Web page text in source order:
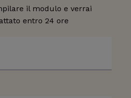
il modulo e verrai
entro 24 ore